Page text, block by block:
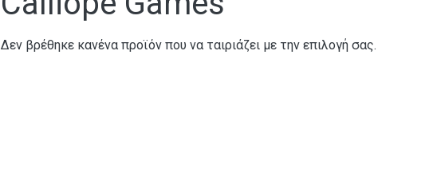
Δεν βρέθηκε κανένα προϊόν που να ταιριάζει με την επιλογή σας.